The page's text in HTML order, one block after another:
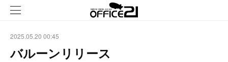
2025.05.20 00:45
バルーンリリース